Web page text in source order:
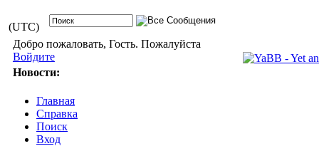
(UTC)
Добро пожаловать, Гость. Пожалуйста
Войдите
Новости:
Главная
Справка
Поиск
Вход